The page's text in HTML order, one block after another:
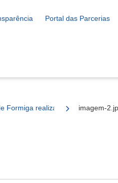
Portal das Parcerias
Formiga realiza limpeza eimagem-